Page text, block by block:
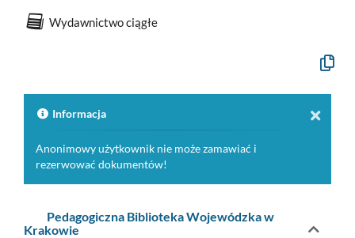
Wydawnictwo ciągłe
Kopiuj
do
Informacja
Anonimowy użytkownik nie może zamawiać i
rezerwować dokumentów!
Pedagogiczna Biblioteka Wojewódzka w
Krakowie